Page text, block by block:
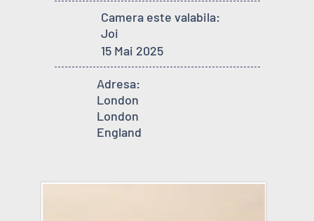
Camera este valabila:
Joi
15 Mai 2025
Adresa:
London
London
England